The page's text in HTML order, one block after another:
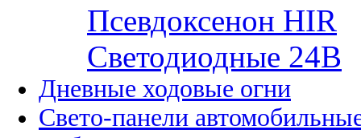
Псевдоксенон HIR
Cветодиодные 24B
Дневные ходовые огни
Свето-панели